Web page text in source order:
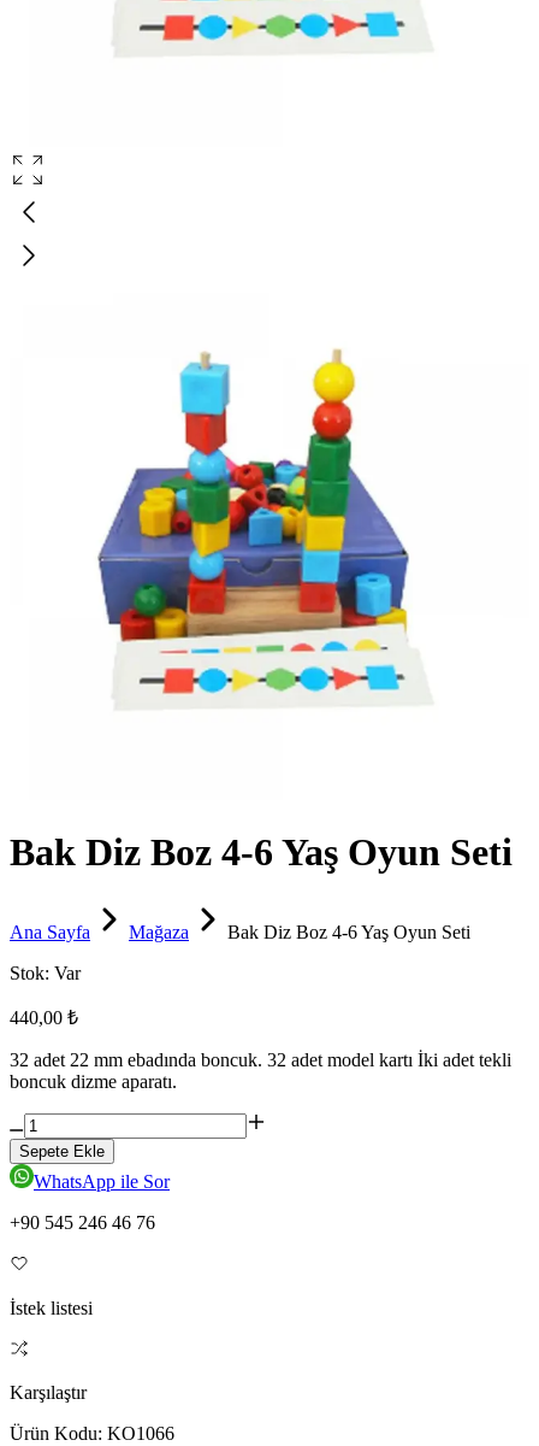
Bak Diz Boz 4-6 Yaş Oyun Seti
Ana Sayfa Mağaza
Bak Diz Boz 4-6 Yaş Oyun Seti
Stok: Var
440,00 ₺
32 adet 22 mm ebadında boncuk. 32 adet model kartı İki adet tekli
boncuk dizme aparatı.
Sepete Ekle
WhatsApp ile Sor
+90 545 246 46 76
İstek listesi
Karşılaştır
Ürün Kodu: KO1066